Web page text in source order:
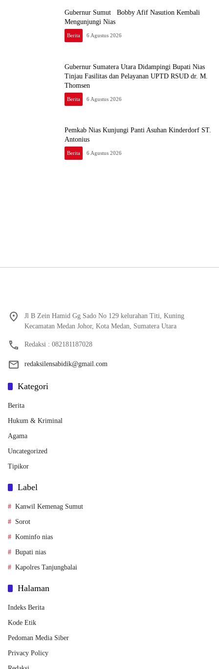
Gubernur Sumut Bobby Afif Nasution Kembali
Mengunjungi Nias
Berita 6 Agustus 2026
Gubernur Sumatera Utara Didampingi Bupati Nias
Tinjau Fasilitas dan Pelayanan UPTD RSUD dr. M.
Thomsen
Berita 6 Agustus 2026
Pemkab Nias Kunjungi Panti Asuhan Kinderdorf ST.
Antonius
Berita 6 Agustus 2026
Jl B Zein Hamid Gg Sado No 129 kelurahan Titi, Kuning
Kecamatan Medan Johor, Kota Medan, Sumatera Utara
Redaksi : 082181187028
redaksilensabidik@gmail.com
Kategori
Berita
Hukum & Kriminal
Agama
Uncategorized
Tipikor
Label
Kanwil Kemenag Sumut
Sorot
Kominfo nias
Bupati nias
Kapolres Tanjungbalai
Halaman
Indeks Berita
Kode Etik
Pedoman Media Siber
Privacy Policy